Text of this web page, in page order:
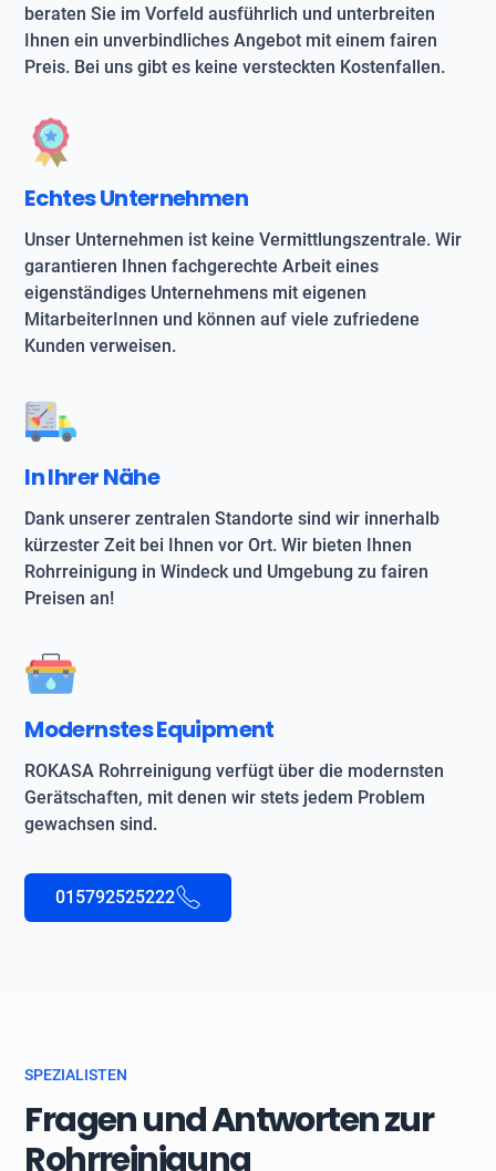
beraten Sie im Vorfeld ausführlich und unterbreiten
Ihnen ein unverbindliches Angebot mit einem fairen
Preis. Bei uns gibt es keine versteckten Kostenfallen.
Echtes Unternehmen
Unser Unternehmen ist keine Vermittlungszentrale. Wir
garantieren Ihnen fachgerechte Arbeit eines
eigenständiges Unternehmens mit eigenen
MitarbeiterInnen und können auf viele zufriedene
Kunden verweisen.
In Ihrer Nähe
Dank unserer zentralen Standorte sind wir innerhalb
kürzester Zeit bei Ihnen vor Ort. Wir bieten Ihnen
Rohrreinigung in Windeck und Umgebung zu fairen
Preisen an!
Modernstes Equipment
ROKASA Rohrreinigung verfügt über die modernsten
Gerätschaften, mit denen wir stets jedem Problem
gewachsen sind.
015792525222
SPEZIALISTEN
Fragen und Antworten zur
Rohrreinigung